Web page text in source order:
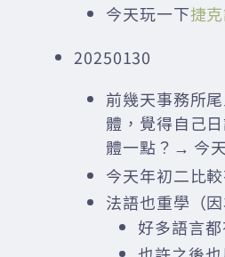
今天玩一下捷
20250130
前幾天事務所
體，覺得自己
體一點？→ 今
今天年初二比
法語也重學（
好多語言